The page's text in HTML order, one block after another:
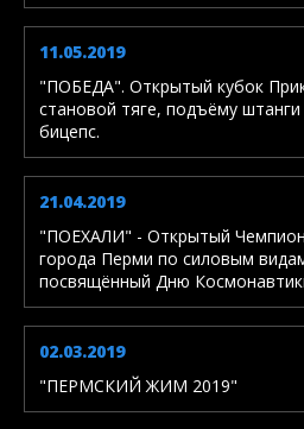
11.05.2019
"ПОБЕДА". Открытый кубок
становой тяге, подъёму штанги
бицепс.
21.04.2019
"ПОЕХАЛИ" - Открытый
города Перми по силовым
посвящённый Дню
02.03.2019
"ПЕРМСКИЙ ЖИМ 2019"